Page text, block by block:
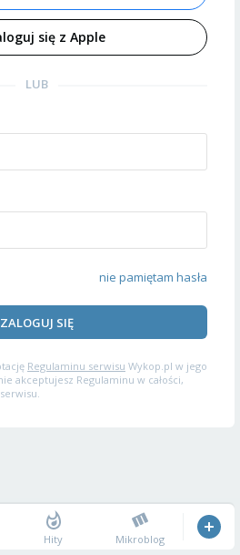
się z Apple
LUB
nie pamiętam hasła
ZALOGUJ SIĘ
Regulaminu serwisu Wykop.pl w jego
akceptujesz Regulaminu w całości,
Hity Mikroblog